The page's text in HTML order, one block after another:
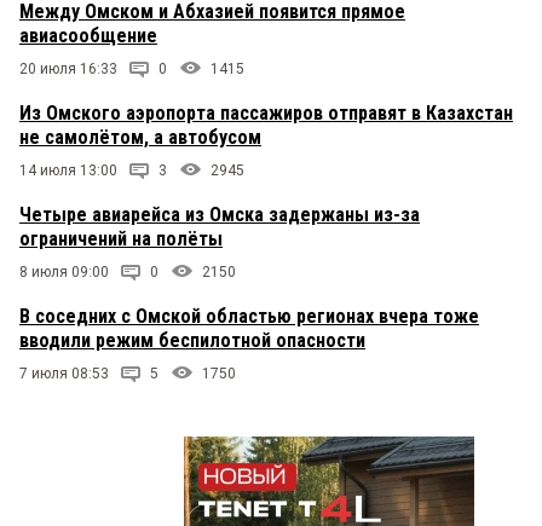
Между Омском и Абхазией появится прямое
авиасообщение
20 июля 16:33 0 1415
Из Омского аэропорта пассажиров отправят в Казахстан
не самолётом, а автобусом
14 июля 13:00 3 2945
Четыре авиарейса из Омска задержаны из-за
ограничений на полёты
8 июля 09:00 0 2150
В соседних с Омской областью регионах вчера тоже
вводили режим беспилотной опасности
7 июля 08:53 5 1750